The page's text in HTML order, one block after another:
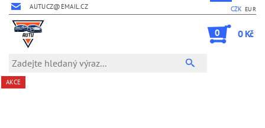
AUTUCZ@EMAIL.CZ CZK EUR
0 0 Kč
AKCE